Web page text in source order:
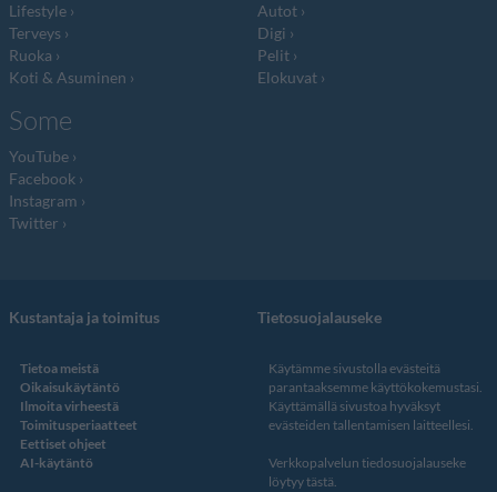
Lifestyle
Terveys
Ruoka
Koti & Asuminen
Autot
Digi
Pelit
Elokuvat
Some
YouTube
Facebook
Instagram
Twitter
Kustantaja ja toimitus
Tietoa meistä
Oikaisukäytäntö
Ilmoita virheestä
Toimitusperiaatteet
Eettiset ohjeet
AI-käytäntö
Tietosuojalauseke
Käytämme sivustolla evästeitä
parantaaksemme käyttökokemustasi.
Käyttämällä sivustoa hyväksyt
evästeiden tallentamisen laitteellesi.
Verkkopalvelun tiedosuojalauseke
löytyy tästä.